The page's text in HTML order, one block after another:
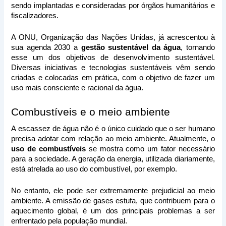
sendo implantadas e consideradas por órgãos humanitários e
fiscalizadores.
A ONU, Organização das Nações Unidas, já acrescentou à
sua agenda 2030 a gestão sustentável da água, tornando
esse um dos objetivos de desenvolvimento sustentável.
Diversas iniciativas e tecnologias sustentáveis vêm sendo
criadas e colocadas em prática, com o objetivo de fazer um
uso mais consciente e racional da água.
Combustíveis e o meio ambiente
A escassez de água não é o único cuidado que o ser humano
precisa adotar com relação ao meio ambiente. Atualmente, o
uso de combustíveis se mostra como um fator necessário
para a sociedade. A geração da energia, utilizada diariamente,
está atrelada ao uso do combustível, por exemplo.
No entanto, ele pode ser extremamente prejudicial ao meio
ambiente. A emissão de gases estufa, que contribuem para o
aquecimento global, é um dos principais problemas a ser
enfrentado pela população mundial.